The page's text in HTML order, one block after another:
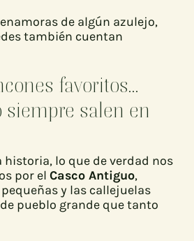
de algún azulejo,
también cuentan
favoritos…
siempre salen en
historia, lo que de verdad nos
por el Casco Antiguo,
y las callejuelas
pueblo grande que tanto